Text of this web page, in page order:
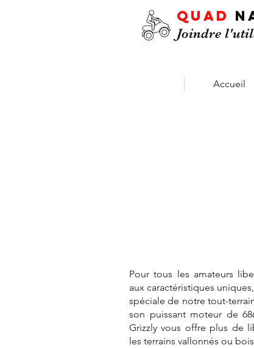
QUAD
Joindre
Accueil
Pour tous les amateurs
aux caractéristiques
spéciale de notre tout-
son puissant moteur de
Grizzly vous offre plus de
les terrains vallonnés ou